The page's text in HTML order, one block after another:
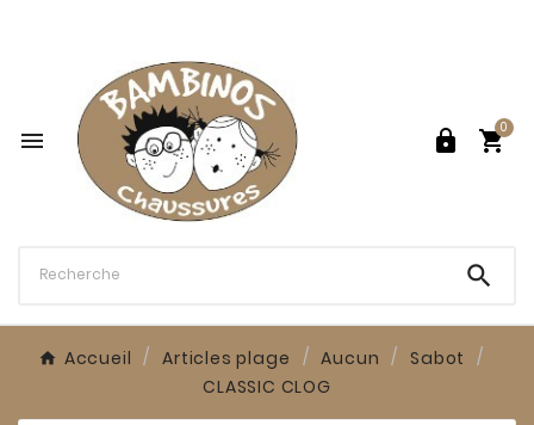
  
0

Accueil Articles plage Aucun
Sabot
CLASSIC CLOG